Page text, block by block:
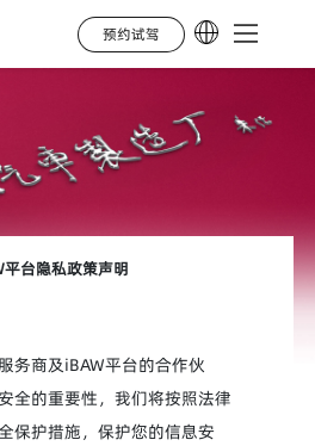
预约试驾
平台隐私政策声明
务商及iBAW平台的合作伙
全的重要性，我们将按照法律
保护措施，保护您的信息安